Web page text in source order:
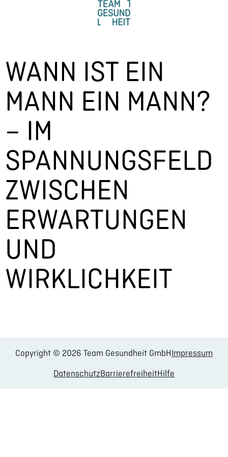
WANN IST EIN
MANN EIN MANN?
– IM
SPANNUNGSFELD
ZWISCHEN
ERWARTUNGEN
UND
WIRKLICHKEIT
Copyright © 2026 Team Gesundheit GmbHImpressum
DatenschutzBarrierefreiheitHilfe